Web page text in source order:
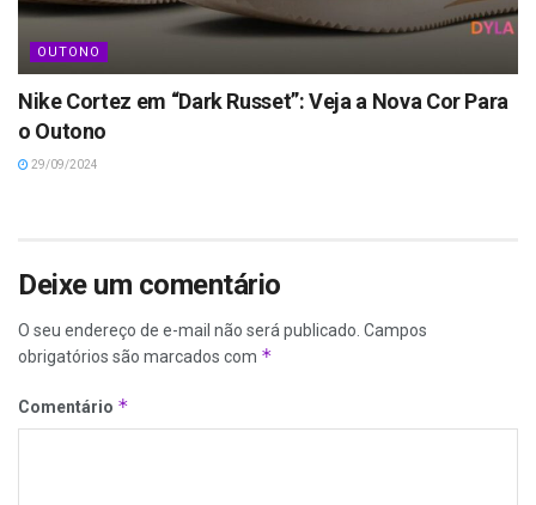
OUTONO
Nike Cortez em “Dark Russet”: Veja a Nova Cor Para
o Outono
29/09/2024
Deixe um comentário
O seu endereço de e-mail não será publicado. Campos
obrigatórios são marcados com *
Comentário *